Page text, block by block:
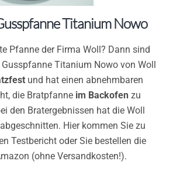
Titanium Nowo
Pfanne der Firma Woll? Dann sind
Titanium Nowo von Woll
und hat einen abnehmbaren
die Bratpfanne im Backofen zu
den Bratergebnissen hat die Woll
Hier kommen Sie zu
Testbericht oder Sie bestellen die
(ohne Versandkosten!).